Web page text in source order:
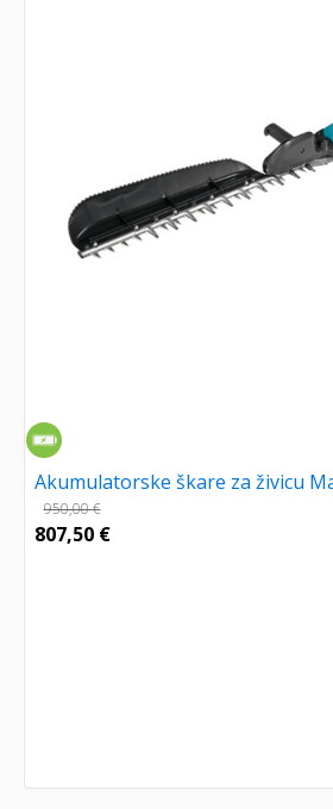
Akumulatorske škare za živicu
950,00€
807,50 €